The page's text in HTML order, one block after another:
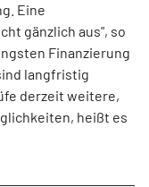
Eine
gänzlich aus", so
Finanzierung
langfristig
derzeit weitere,
heißt es